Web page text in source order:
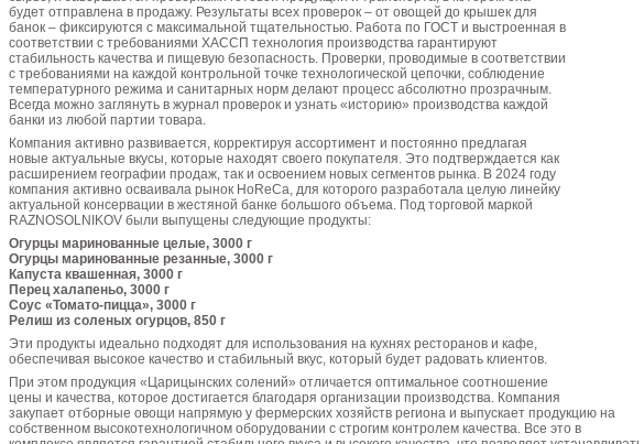
будет отправлена в продажу. Результаты всех проверок – от овощей до крышек для
банок – фиксируются с максимальной тщательностью. Работа по ГОСТ и выстроенная в
соответствии с требованиями ХАССП технология производства гарантируют
стабильность качества и пищевую безопасность. Проверки, проводимые в соответствии
с требованиями на каждой контрольной точке технологической цепочки, соблюдение
температурного режима и санитарных норм делают процесс абсолютно прозрачным.
Всегда можно заглянуть в журнал проверок и узнать «историю» производства каждой
банки из любой партии товара.
Компания активно развивается, корректируя ассортимент и постоянно предлагая
новые актуальные вкусы, которые находят своего покупателя. Это подтверждается как
расширением географии продаж, так и освоением новых сегментов рынка. В 2024 году
компания активно осваивала рынок HoReCa, для которого разработала целую линейку
актуальной консервации в жестяной банке большого объема. Под торговой маркой
RAZNOSOLNIKOV были выпущены следующие продукты:
Огурцы маринованные целые, 3000 г
Огурцы маринованные резанные, 3000 г
Капуста квашенная, 3000 г
Перец халапеньо, 3000 г
Соус «Томато-пицца», 3000 г
Релиш из соленых огурцов, 850 г
Эти продукты идеально подходят для использования на кухнях ресторанов и кафе,
обеспечивая высокое качество и стабильный вкус, который будет радовать клиентов.
При этом продукция «Царицынских солений» отличается оптимальное соотношение
цены и качества, которое достигается благодаря организации производства. Компания
закупает отборные овощи напрямую у фермерских хозяйств региона и выпускает продукцию на
собственном высокотехнологичном оборудовании с строгим контролем качества. Все это в